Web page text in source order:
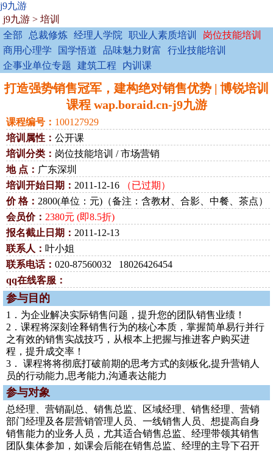
j9九游
j9九游 > 培训
全部
总裁修炼 经理人学院 职业人素质培训
岗位技能培训
商用心理学
国学悟道 品味魅力财富
行业技能培训
企事业单位专题
建筑工程 内训课
打造强势销售冠军，建构绝对销售优势 | 博锐培训
课程 wap.boraid.cn-j9九游
课程编号： 100127929
培训属性： 公开课
培训分类： 岗位技能培训 / 市场营销
地 点： 广东深圳
培训开始日期： 2011-12-16
（已过期）
价 格： 2800(单位：元)（备注：含教材、合影、中餐、茶点）
会员价： 2380元 (即8.5折)
报名截止日期： 2011-12-13
联系人： 叶小姐
联系电话： 020-87560032 18026426454
qq在线客服：
参与目的
1．为企业解决实际销售问题，提升您的团队销售业绩！
2．课程将深刻诠释销售行为的核心本质，掌握简单易行并行
之有效的销售实战技巧，从根本上把握与推进客户购买进
程，提升成交率！
3． 课程将将彻底打破前期的思考方式的刻板化,提升营销人
员的行动能力,思考能力,沟通表达能力
参与对象
总经理、营销副总、销售总监、区域经理、销售经理、营销
部门经理及各层营销管理人员、一线销售人员、想提高自身
销售能力的业务人员，尤其适合销售总监、经理带领其销售
团队集体参加，如课会后能在销售总监、经理的主导下召开